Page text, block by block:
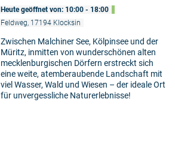
Heute geöffnet von: 10:00 - 18:00
Feldweg, 17194 Klocksin
Zwischen Malchiner See, Kölpinsee und der
Müritz, inmitten von wunderschönen alten
mecklenburgischen Dörfern erstreckt sich
eine weite, atemberaubende Landschaft mit
viel Wasser, Wald und Wiesen – der ideale Ort
für unvergessliche Naturerlebnisse!